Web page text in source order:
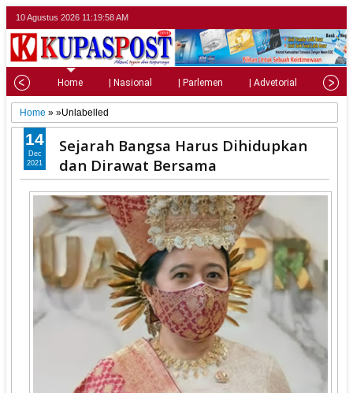
10 Agustus 2026 11:19:59 AM
Home | Nasional | Parlemen | Advetorial |
Home » »Unlabelled
Sejarah Bangsa Harus Dihidupkan
dan Dirawat Bersama
14
Dec
2021